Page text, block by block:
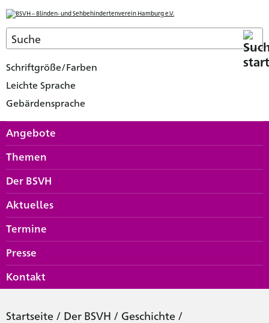
Schriftgröße/Farben
Leichte Sprache
Gebärdensprache
Angebote
Themen
Der BSVH
Aktuelles
Termine
Presse
Kontakt
Startseite / Der BSVH / Geschichte /